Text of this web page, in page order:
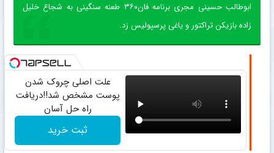
ابوطالب حسینی مجری برنامه فان۳۶۰ طعنه سنگینی به شجاع خلیل
زاده بازیکن تراکتور و یاغی پرسپولیس زد.
علت اصلی چروک شدن
پوست مشخص شد!!دریافت
راه حل آسان
ثبت خرید